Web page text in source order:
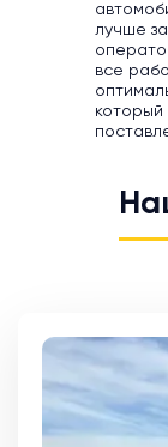
лучше
все